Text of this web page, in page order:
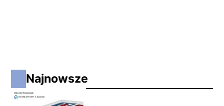
Najnowsze